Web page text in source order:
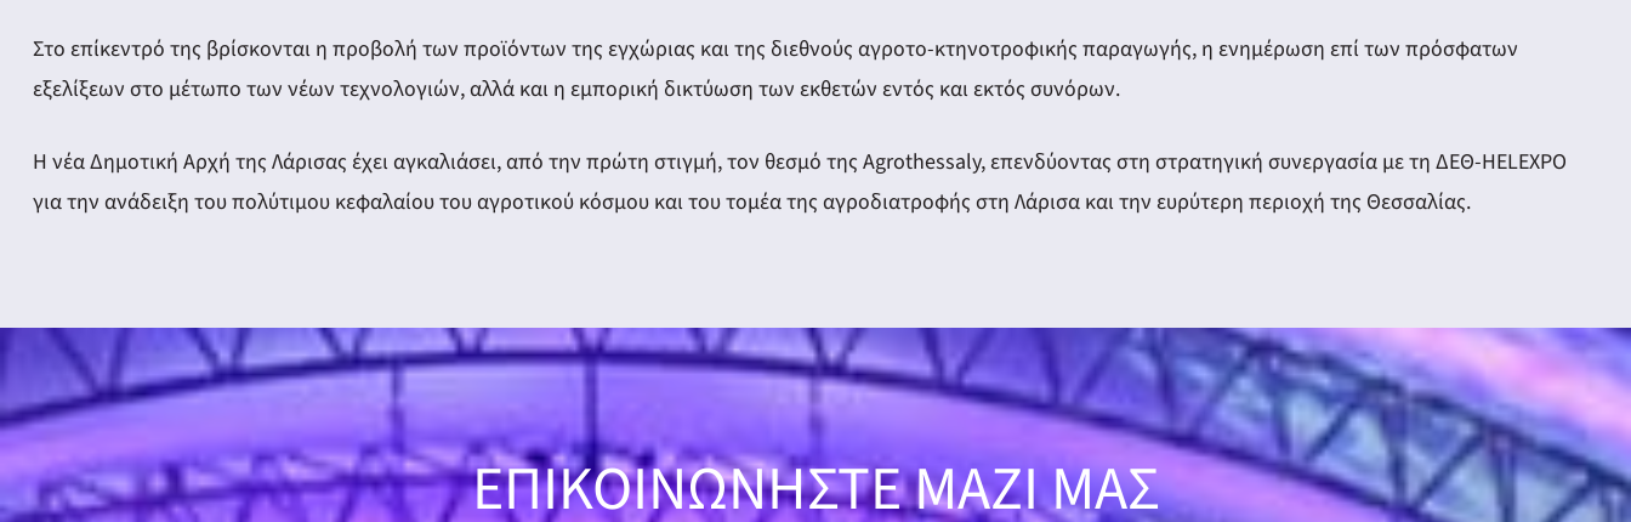
Στο επίκεντρό της βρίσκονται η προβολή των προϊόντων της εγχώριας και της διεθνούς αγροτο-κτηνοτροφικής παραγωγής, η ενημέρωση επί των πρόσφατων
εξελίξεων στο μέτωπο των νέων τεχνολογιών, αλλά και η εμπορική δικτύωση των εκθετών εντός και εκτός συνόρων.
Η νέα Δημοτική Αρχή της Λάρισας έχει αγκαλιάσει, από την πρώτη στιγμή, τον θεσμό της Agrothessaly, επενδύοντας στη στρατηγική συνεργασία με τη ΔΕΘ-HELEXPO
για την ανάδειξη του πολύτιμου κεφαλαίου του αγροτικού κόσμου και του τομέα της αγροδιατροφής στη Λάρισα και την ευρύτερη περιοχή της Θεσσαλίας.
ΕΠΙΚΟΙΝΩΝΗΣΤΕ ΜΑΖΙ ΜΑΣ